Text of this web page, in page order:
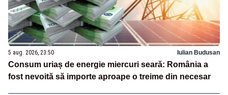
5 aug. 2026, 23:50 Iulian Budusan
Consum uriaș de energie miercuri seară: România a
fost nevoită să importe aproape o treime din necesar